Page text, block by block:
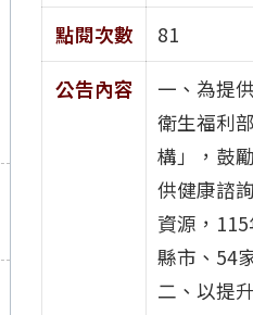
點閱次數
81
公告內容
一、為提
衛生福利
構」，鼓
供健康諮
資源，
縣市、54
二、以提